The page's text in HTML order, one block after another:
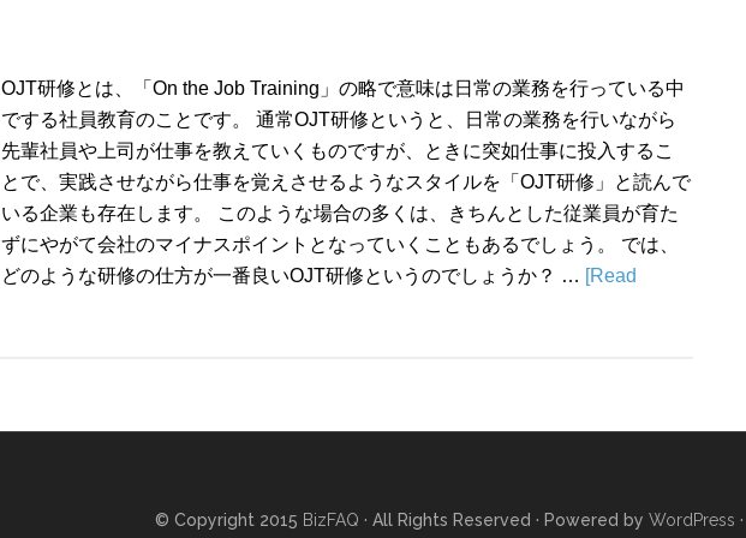
OJT研修とは、「On the Job Training」の略で意味は日常の業務を行っている中
でする社員教育のことです。 通常OJT研修というと、日常の業務を行いながら
先輩社員や上司が仕事を教えていくものですが、ときに突如仕事に投入するこ
とで、実践させながら仕事を覚えさせるようなスタイルを「OJT研修」と読んで
いる企業も存在します。 このような場合の多くは、きちんとした従業員が育た
ずにやがて会社のマイナスポイントとなっていくこともあるでしょう。 では、
どのような研修の仕方が一番良いOJT研修というのでしょうか？ … [Read
© Copyright 2015 BizFAQ · All Rights Reserved · Powered by WordPress ·